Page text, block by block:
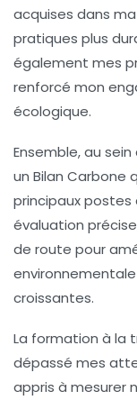
acquises dans
pratiques plus
également mes
renforcé mon
écologique.
Ensemble, au
un Bilan Carbone
principaux postes
évaluation
de route pour
croissantes.
La formation à la
dépassé mes
appris à mesurer